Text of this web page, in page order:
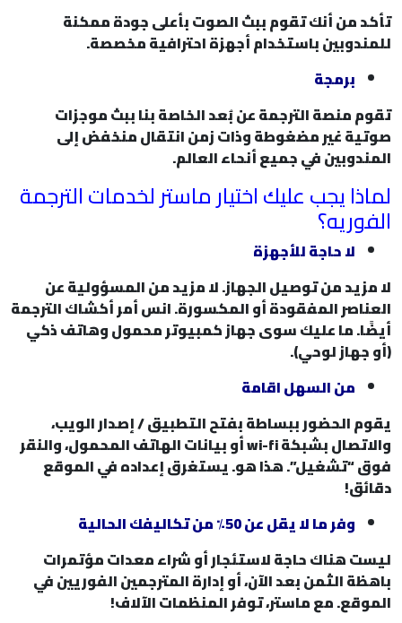
تأكد من أنك تقوم ببث الصوت بأعلى جودة ممكنة
للمندوبين باستخدام أجهزة احترافية مخصصة.
برمجة
تقوم منصة الترجمة عن بُعد الخاصة بنا ببث موجزات
صوتية غير مضغوطة وذات زمن انتقال منخفض إلى
المندوبين في جميع أنحاء العالم.
لماذا يجب عليك اختيار ماستر لخدمات الترجمة
الفوريه؟
لا حاجة للأجهزة
لا مزيد من توصيل الجهاز. لا مزيد من المسؤولية عن
العناصر المفقودة أو المكسورة. انس أمر أكشاك الترجمة
أيضًا. ما عليك سوى جهاز كمبيوتر محمول وهاتف ذكي
(أو جهاز لوحي).
من السهل اقامة
يقوم الحضور ببساطة بفتح التطبيق / إصدار الويب،
والاتصال بشبكة wi-fi أو بيانات الهاتف المحمول، والنقر
فوق “تشغيل”. هذا هو. يستغرق إعداده في الموقع
دقائق!
وفر ما لا يقل عن 50٪ من تكاليفك الحالية
ليست هناك حاجة لاستئجار أو شراء معدات مؤتمرات
باهظة الثمن بعد الآن، أو إدارة المترجمين الفوريين في
الموقع. مع ماستر، توفر المنظمات الآلاف!